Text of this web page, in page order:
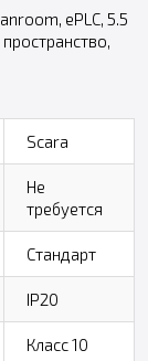
ePLC, 5.5
Scara
Не
требуется
Стандарт
IP20
Класс 10